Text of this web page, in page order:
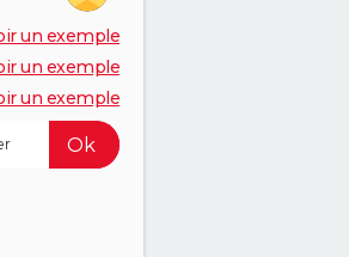
un exemple
un exemple
un exemple